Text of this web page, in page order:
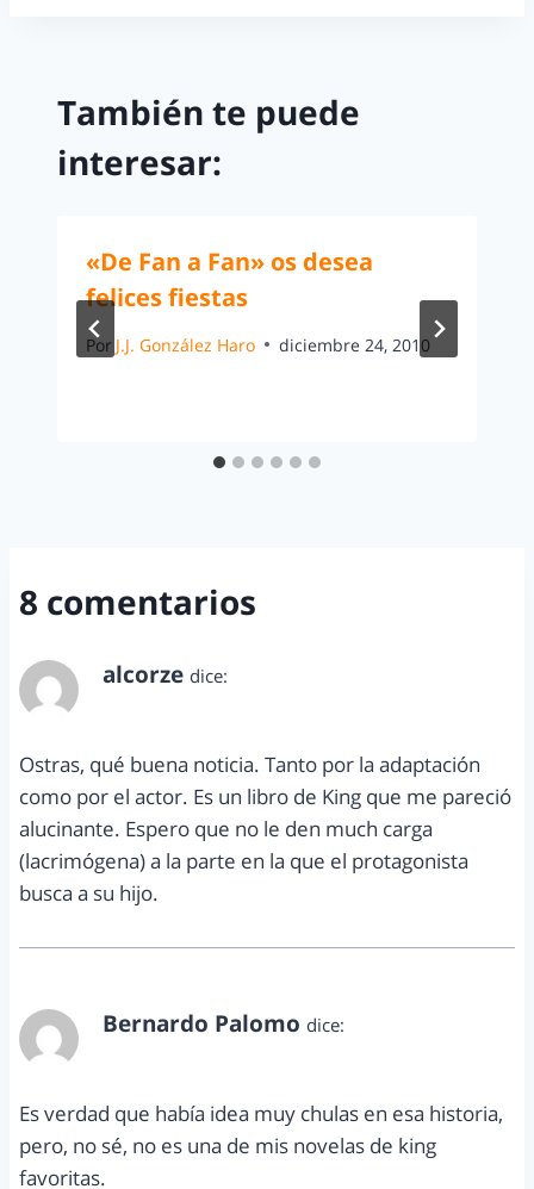
También te puede
interesar:
«De Fan a Fan» os desea
felices fiestas
Por J.J. González Haro diciembre 24, 2010
8 comentarios
alcorze dice:
Ostras, qué buena noticia. Tanto por la adaptación
como por el actor. Es un libro de King que me pareció
alucinante. Espero que no le den much carga
(lacrimógena) a la parte en la que el protagonista
busca a su hijo.
Bernardo Palomo dice:
Es verdad que había idea muy chulas en esa historia,
pero, no sé, no es una de mis novelas de king
favoritas.